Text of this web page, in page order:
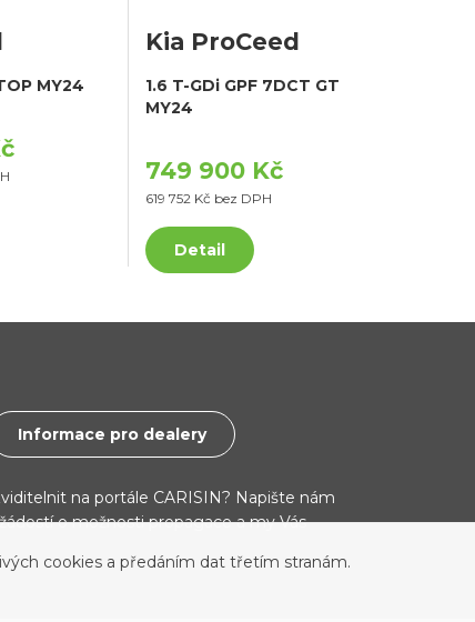
MY24
Kia ProCeed
1.6 T-GDi GPF 7DCT GT
MY24
749 900 Kč
619 752 Kč bez DPH
Detail
Informace pro dealery
na portále CARISIN? Napište nám
o možnosti propagace a my Vás
cookies a předáním dat třetím stranám.